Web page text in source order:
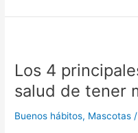
Los 4
salud de tener
Buenos hábitos, Mascotas
principales
beneficios
para
la